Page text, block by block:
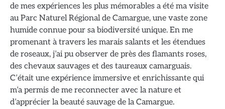
de mes expériences les plus mémorables a été ma visite
au Parc Naturel Régional de Camargue, une vaste zone
humide connue pour sa biodiversité unique. En me
promenant à travers les marais salants et les étendues
de roseaux, j’ai pu observer de près des flamants roses,
des chevaux sauvages et des taureaux camarguais.
C’était une expérience immersive et enrichissante qui
m’a permis de me reconnecter avec la nature et
d’apprécier la beauté sauvage de la Camargue.